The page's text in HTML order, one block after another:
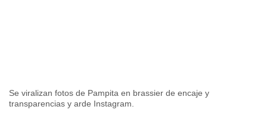
Se viralizan fotos de Pampita en brassier de encaje y
transparencias y arde Instagram.